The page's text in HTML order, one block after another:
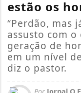
estão os
“Perdão, mas
assusto com
geração de
em um nível
diz o pastor.